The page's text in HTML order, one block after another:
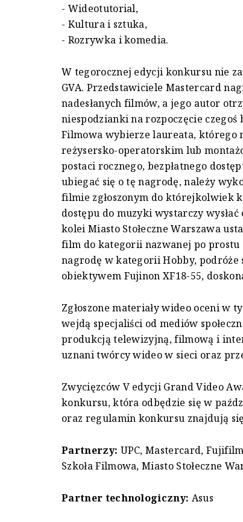
- Wideotutorial,
- Kultura i sztuka,
- Rozrywka i komedia.
W tegorocznej edycji konkursu nie
GVA. Przedstawiciele Mastercard
nadesłanych filmów, a jego autor
niespodzianki na rozpoczęcie czegoś
Filmowa wybierze laureata, którego
reżysersko-operatorskim lub
postaci rocznego, bezpłatnego
ubiegać się o tę nagrodę, należy
filmie zgłoszonym do którejkolwiek
dostępu do muzyki wystarczy wysłać
kolei Miasto Stołeczne Warszawa
film do kategorii nazwanej po
nagrodę w kategorii Hobby,
obiektywem Fujinon XF18-55,
Zgłoszone materiały wideo oceni w
wejdą specjaliści od mediów
produkcją telewizyjną, filmową i
uznani twórcy wideo w sieci oraz
Zwycięzców V edycji Grand Video
konkursu, która odbędzie się w
oraz regulamin konkursu znajdują
Partnerzy: UPC, Mastercard,
Szkoła Filmowa, Miasto Stołeczne
Partner technologiczny: Asus